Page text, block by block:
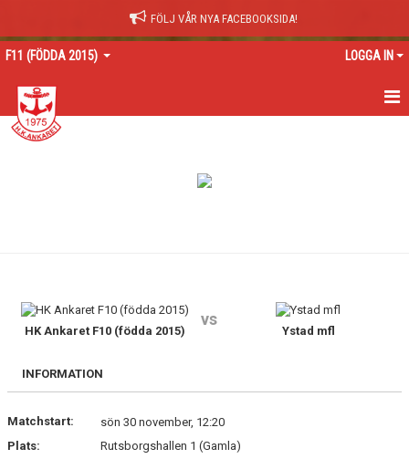
FÖLJ VÅR NYA FACEBOOKSIDA!
F11 (FÖDDA 2015) LOGGA IN
HEM
BILDGALLERI
DOKUMENT
HK Ankaret F10 (födda 2015)
vs
Ystad mfl
INFORMATION
Matchstart:
sön 30 november, 12:20
Plats:
Rutsborgshallen 1 (Gamla)